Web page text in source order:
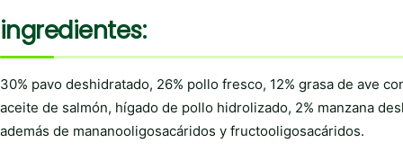
ingredientes:
30% pavo deshidratado, 26% pollo fresco, 12% grasa de ave
aceite de salmón, hígado de pollo hidrolizado, 2% manzana
además de mananooligosacáridos y fructooligosacáridos.